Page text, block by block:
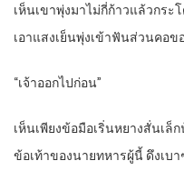
เห็นเขาพุ่งมาไม่กี่ก้าวแล้วกร
เอาแสงเย็นพุ่งเข้าฟันส่วนคอข
“เจ้าออกไปก่อน”
เห็นเพียงข้อมือเริ่นหยางสั่นเ
ข้อเท้าของนายทหารผู้นี้ ดึงเบ